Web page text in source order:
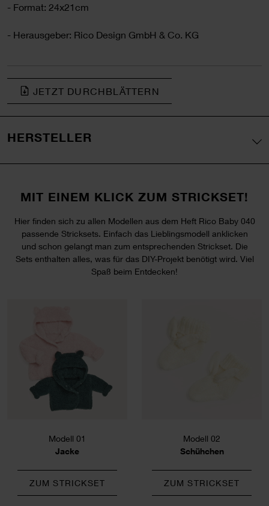
- Format: 24x21cm
- Herausgeber: Rico Design GmbH & Co. KG
JETZT DURCHBLÄTTERN
HERSTELLER
MIT EINEM KLICK ZUM STRICKSET!
Hier finden sich zu allen Modellen aus dem Heft Rico Baby 040
passende Stricksets. Einfach das Lieblingsmodell anklicken
und schon gelangt man zum entsprechenden Strickset. Die
Sets enthalten alles, was für das DIY-Projekt benötigt wird. Viel
Spaß beim Entdecken!
Modell 01
Jacke
ZUM STRICKSET
Modell 02
Schühchen
ZUM STRICKSET